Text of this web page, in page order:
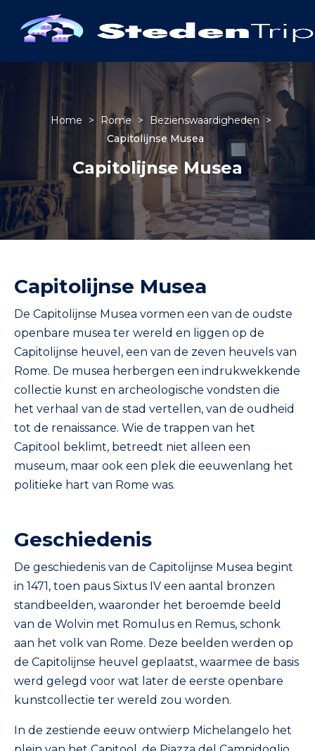
Home > Rome > Bezienswaardigheden
>
Capitolijnse Musea
Capitolijnse Musea
Capitolijnse Musea
De Capitolijnse Musea vormen een van de oudste
openbare musea ter wereld en liggen op de
Capitolijnse heuvel, een van de zeven heuvels van
Rome. De musea herbergen een indrukwekkende
collectie kunst en archeologische vondsten die
het verhaal van de stad vertellen, van de oudheid
tot de renaissance. Wie de trappen van het
Capitool beklimt, betreedt niet alleen een
museum, maar ook een plek die eeuwenlang het
politieke hart van Rome was.
Geschiedenis
De geschiedenis van de Capitolijnse Musea begint
in 1471, toen paus Sixtus IV een aantal bronzen
standbeelden, waaronder het beroemde beeld
van de Wolvin met Romulus en Remus, schonk
aan het volk van Rome. Deze beelden werden op
de Capitolijnse heuvel geplaatst, waarmee de basis
werd gelegd voor wat later de eerste openbare
kunstcollectie ter wereld zou worden.
In de zestiende eeuw ontwierp Michelangelo het